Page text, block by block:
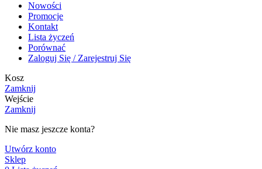
Nowości
Promocje
Kontakt
Lista życzeń
Porównać
Zaloguj Się / Zarejestruj Się
Kosz
Zamknij
Wejście
Zamknij
Nie masz jeszcze konta?
Utwórz konto
Sklep